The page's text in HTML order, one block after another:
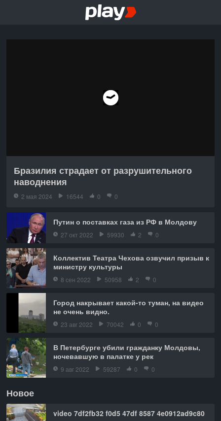
Бразилия страдает от разрушительного
наводнения
2 мая 2024 16544 0 0
Путин о поставках газа из РФ в Молдову
27 окт 2022 59930 2 0
Коллектив Театра Чехова озвучил призыв к
министру культуры
8 сен 2022 50958 2 0
Город накрывает какой-то туман, на видео
не очень видно.
23 авг 2022 70042 0 0
В Петербурге убили гражданку Молдовы,
ночевавшую в палатке у рек
9 авг 2022 59287 0 0
Новое
video 7df2fb32 f0d5 47df 8587 4e0912ad9c80